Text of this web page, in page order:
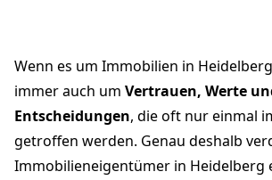
Wenn es um Immobilien in
immer auch um Vertrauen, Werte
Entscheidungen, die oft nur einmal
getroffen werden. Genau deshalb
Immobilieneigentümer in Heidelberg